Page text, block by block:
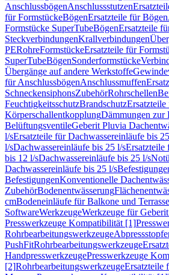
AnschlussbögenAnschlussstutzen
für FormstückeBögenErsatzteile für Bögen
Formstücke SuperTubeBögenErsatzteile
SteckverbindungenKrallverbindungen
PERohreFormstückeErsatzteile für
SuperTubeBögenSonderformstücke
Übergänge auf andere Werkstoffe
für AnschlussbögenAnschlussmuffen
SchneckensiphonsZubehörRohrschellen
FeuchtigkeitsschutzBrandschutz
KörperschallentkopplungDämmungen zur
BelüftungsventileGeberit Pluvia
l/sErsatzteile für Dachwassereinläufe bis
l/sDachwassereinläufe bis 25 l/sErsatzteile
bis 12 l/sDachwassereinläufe bis 25 l/s
Dachwassereinläufe bis 25 l/s
BefestigungenKonventionelle
ZubehörBodenentwässerung
cmBodeneinläufe für Balkone und
SoftwareWerkzeugeWerkzeuge für
Presswerkzeuge Kompatibilität [1]
Rohrbearbeitungswerkzeuge
PushFitRohrbearbeitungswerkzeuge
HandpresswerkzeugePresswerkzeuge
[2]RohrbearbeitungswerkzeugeErsatzteile